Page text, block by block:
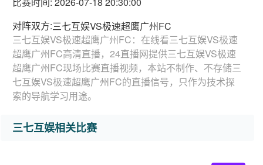
对阵双方:三七互娱VS极速超鹰广州FC
三七互娱VS极速超鹰广州FC：在线看三七互娱VS极速
超鹰广州FC高清直播，24直播网提供三七互娱VS极速
超鹰广州FC现场比赛直播视频，本站不制作、不存储三
七互娱VS极速超鹰广州FC的直播信号，只作为技术探
索的导航学习用途。
三七互娱相关比赛